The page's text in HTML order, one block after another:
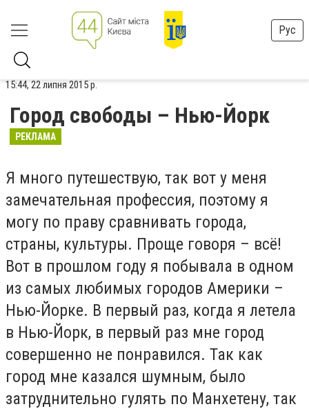
Рус
15:44, 22 липня 2015 р.
Город свободы – Нью-Йорк
РЕКЛАМА
Я много путешествую, так вот у меня
замечательная профессия, поэтому я
могу по праву сравнивать города,
страны, культуры. Проще говоря – всё!
Вот в прошлом году я побывала в одном
из самых любимых городов Америки –
Нью-Йорке. В первый раз, когда я летела
в Нью-Йорк, в первый раз мне город
совершенно не понравился. Так как
город мне казался шумным, было
затруднительно гулять по Манхетену, так